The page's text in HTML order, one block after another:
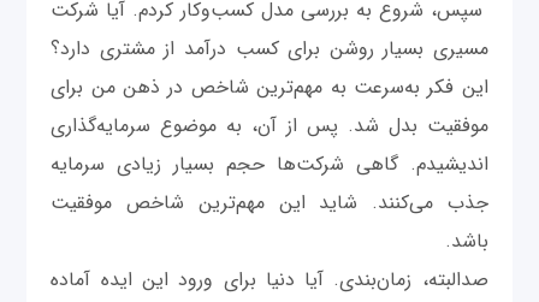
سپس، شروع به بررسی مدل کسب‌وکار کردم. آیا شرکت
مسیری بسیار روشن برای کسب درآمد از مشتری دارد؟
این فکر به‌سرعت به مهم‌ترین شاخص در ذهن من برای
موفقیت بدل شد. پس از آن، به موضوع سرمایه‌گذاری
اندیشیدم. گاهی شرکت‌ها حجم بسیار زیادی سرمایه
جذب می‌کنند. شاید این مهم‌ترین شاخص موفقیت
باشد.
صدالبته، زمان‌بندی. آیا دنیا برای ورود این ایده آماده